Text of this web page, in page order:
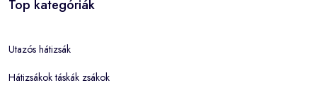
Top kategóriák
Utazós hátizsák
Hátizsákok táskák zsákok